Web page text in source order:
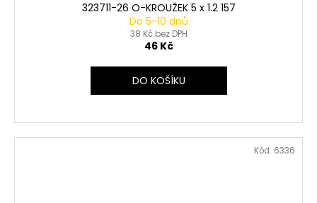
323711-26 O-KROUŽEK 5 x 1.2 157
Do 5-10 dnů
38 Kč bez DPH
46 Kč
DO KOŠÍKU
Kód: 6336